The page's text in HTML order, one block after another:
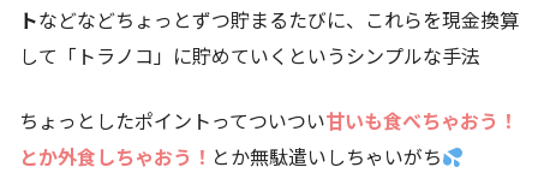
トなどなどちょっとずつ貯まるたびに、これらを現金換算
して「トラノコ」に貯めていくというシンプルな手法
ちょっとしたポイントってついつい甘いも食べちゃおう！
とか外食しちゃおう！ とか無駄遣いしちゃいがち